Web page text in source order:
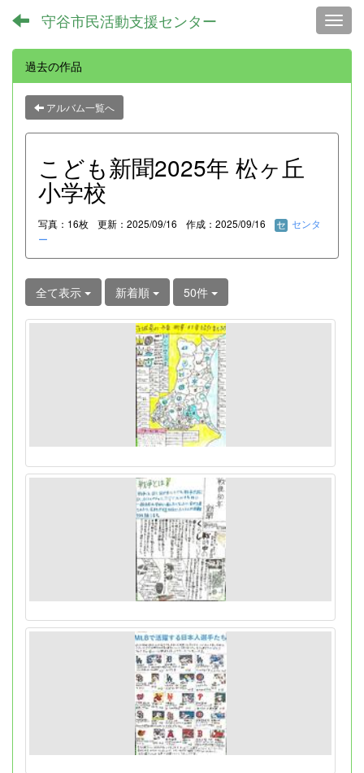
守谷市民活動支援センター
過去の作品
アルバム一覧へ
こども新聞2025年 松ヶ丘
小学校
写真：16枚 更新：2025/09/16 作成：2025/09/16
センタ
ー
全て表示 新着順 50件